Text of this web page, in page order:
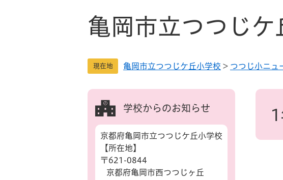
亀岡市立つつじケ
現在地 亀岡市立つつじケ丘小学校 > つつじ小ニュ
本
学校からのお知らせ
京都府亀岡市立つつじケ丘小学校
【所在地】
〒621-0844
京都府亀岡市西つつじヶ丘